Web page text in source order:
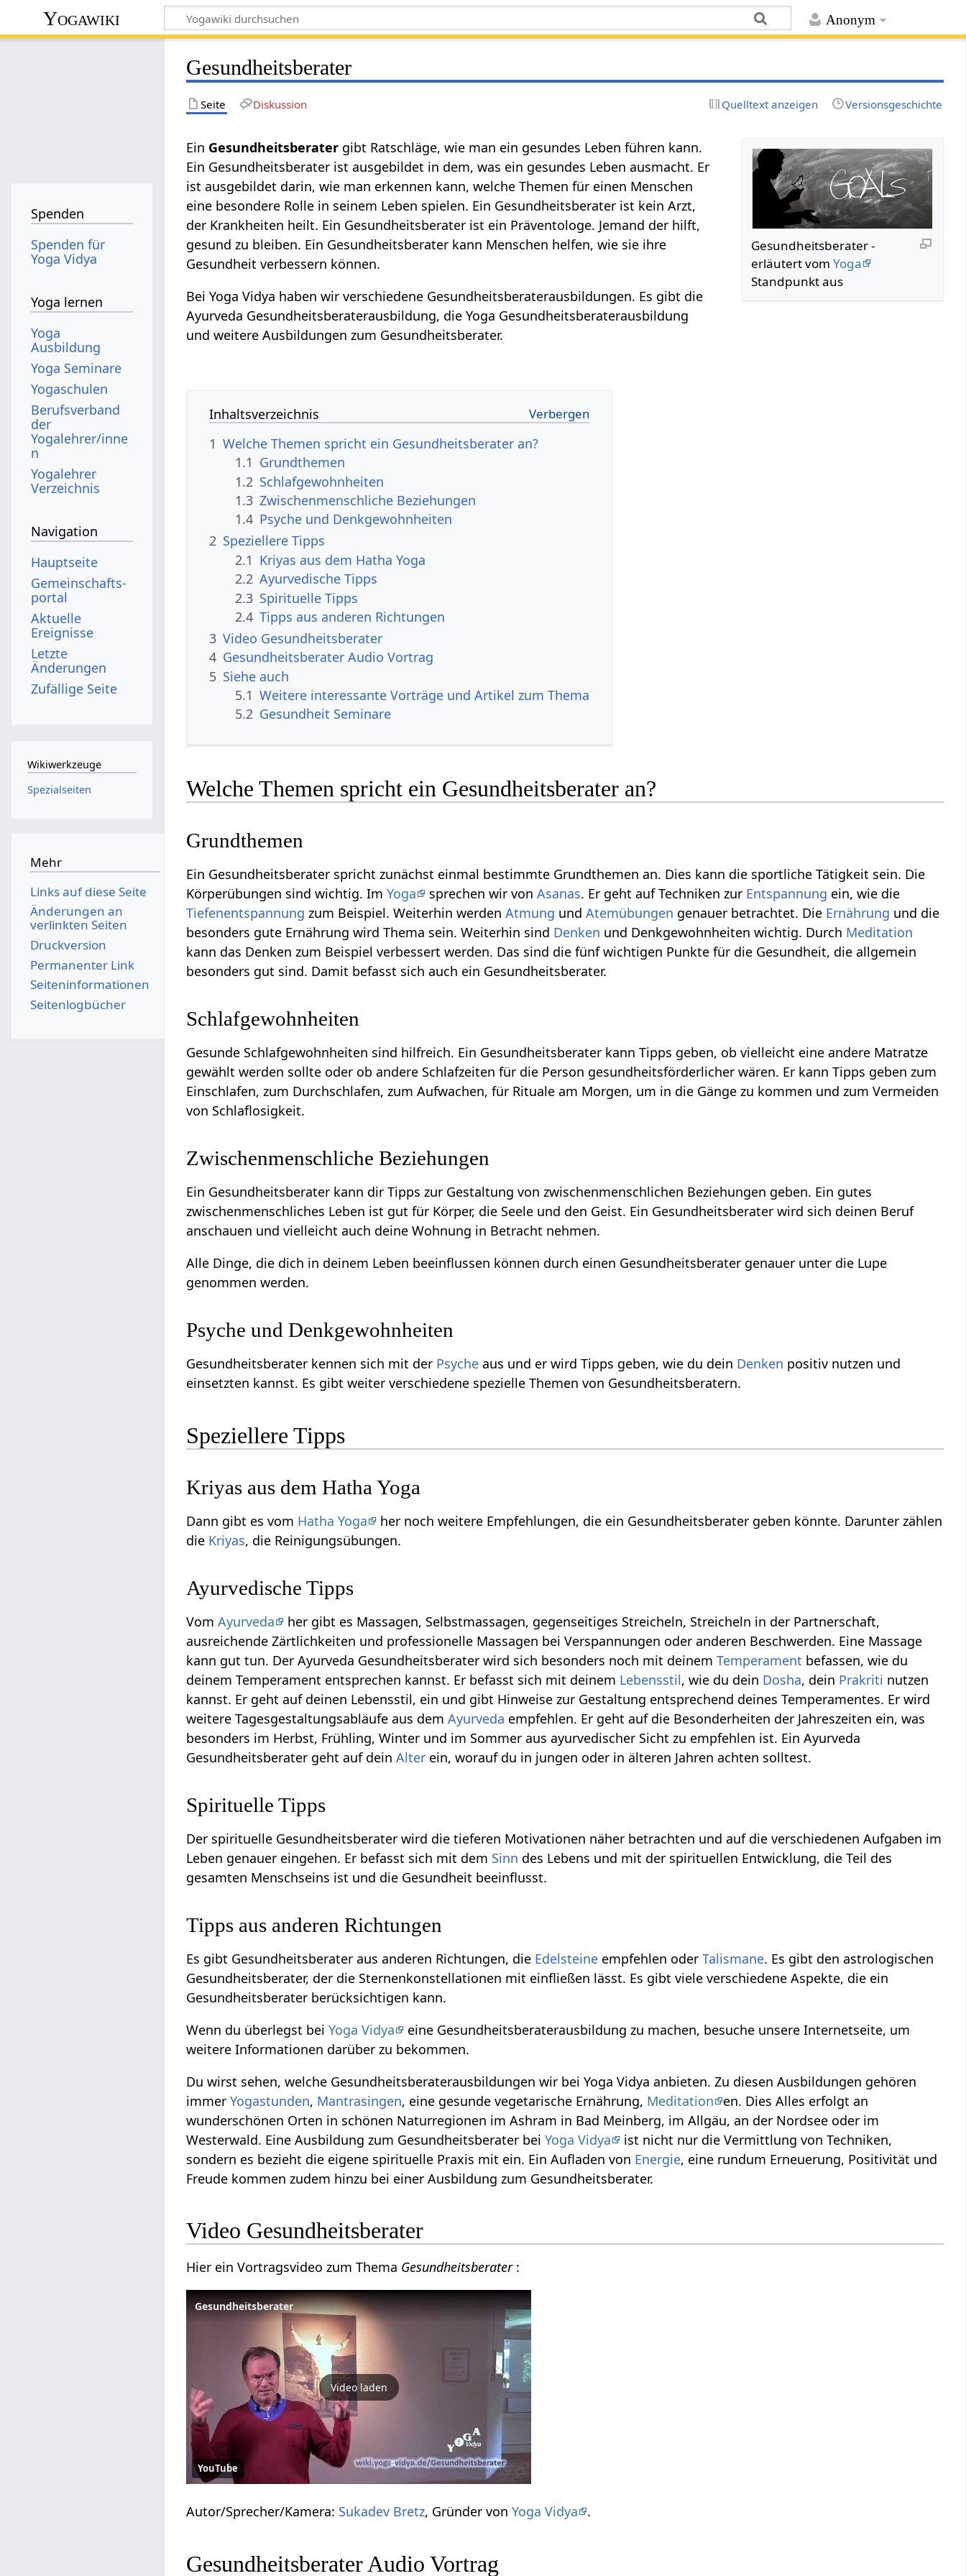
Anonym
Yogawiki
Gesundheitsberater
Seite Diskussion Quelltext anzeigen Versionsgeschichte
Gesundheitsberater -
erläutert vomYoga
Standpunkt aus
Ein Gesundheitsberater gibt Ratschläge, wie man ein gesundes Leben führen kann.
Ein Gesundheitsberater ist ausgebildet in dem, was ein gesundes Leben ausmacht. Er
ist ausgebildet darin, wie man erkennen kann, welche Themen für einen Menschen
eine besondere Rolle in seinem Leben spielen. Ein Gesundheitsberater ist kein Arzt,
der Krankheiten heilt. Ein Gesundheitsberater ist ein Präventologe. Jemand der hilft,
gesund zu bleiben. Ein Gesundheitsberater kann Menschen helfen, wie sie ihre
Gesundheit verbessern können.
Bei Yoga Vidya haben wir verschiedene Gesundheitsberaterausbildungen. Es gibt die
Ayurveda Gesundheitsberaterausbildung, die Yoga Gesundheitsberaterausbildung
und weitere Ausbildungen zum Gesundheitsberater.
Inhaltsverzeichnis
1 Welche Themen spricht ein Gesundheitsberater an?
1.1 Grundthemen
1.2 Schlafgewohnheiten
1.3 Zwischenmenschliche Beziehungen
1.4 Psyche und Denkgewohnheiten
2 Speziellere Tipps
2.1 Kriyas aus dem Hatha Yoga
2.2 Ayurvedische Tipps
2.3 Spirituelle Tipps
2.4 Tipps aus anderen Richtungen
3 Video Gesundheitsberater
4 Gesundheitsberater Audio Vortrag
5 Siehe auch
5.1 Weitere interessante Vorträge und Artikel zum Thema
5.2 Gesundheit Seminare
Welche Themen spricht ein Gesundheitsberater an?
Grundthemen
Ein Gesundheitsberater spricht zunächst einmal bestimmte Grundthemen an. Dies kann die sportliche Tätigkeit sein. Die
Körperübungen sind wichtig. ImYoga sprechen wir vonAsanas. Er geht auf Techniken zur Entspannung ein, wie die
Tiefenentspannung zum Beispiel. Weiterhin werdenAtmung undAtemübungen genauer betrachtet. Die Ernährung und die
besonders gute Ernährung wird Thema sein. Weiterhin sind Denken und Denkgewohnheiten wichtig. Durch Meditation
kann das Denken zum Beispiel verbessert werden. Das sind die fünf wichtigen Punkte für die Gesundheit, die allgemein
besonders gut sind. Damit befasst sich auch ein Gesundheitsberater.
Schlafgewohnheiten
Gesunde Schlafgewohnheiten sind hilfreich. Ein Gesundheitsberater kann Tipps geben, ob vielleicht eine andere Matratze
gewählt werden sollte oder ob andere Schlafzeiten für die Person gesundheitsförderlicher wären. Er kann Tipps geben zum
Einschlafen, zum Durchschlafen, zum Aufwachen, für Rituale am Morgen, um in die Gänge zu kommen und zum Vermeiden
von Schlaflosigkeit.
Zwischenmenschliche Beziehungen
Ein Gesundheitsberater kann dir Tipps zur Gestaltung von zwischenmenschlichen Beziehungen geben. Ein gutes
zwischenmenschliches Leben ist gut für Körper, die Seele und den Geist. Ein Gesundheitsberater wird sich deinen Beruf
anschauen und vielleicht auch deine Wohnung in Betracht nehmen.
Alle Dinge, die dich in deinem Leben beeinflussen können durch einen Gesundheitsberater genauer unter die Lupe
genommen werden.
Psyche und Denkgewohnheiten
Gesundheitsberater kennen sich mit der Psyche aus und er wird Tipps geben, wie du dein Denken positiv nutzen und
einsetzten kannst. Es gibt weiter verschiedene spezielle Themen von Gesundheitsberatern.
Speziellere Tipps
Kriyas aus dem Hatha Yoga
Dann gibt es vom Hatha Yoga
her noch weitere Empfehlungen, die ein Gesundheitsberater geben könnte. Darunter zählen
die Kriyas, die Reinigungsübungen.
Ayurvedische Tipps
VomAyurveda
her gibt es Massagen, Selbstmassagen, gegenseitiges Streicheln, Streicheln in der Partnerschaft,
ausreichende Zärtlichkeiten und professionelle Massagen bei Verspannungen oder anderen Beschwerden. Eine Massage
kann gut tun. Der Ayurveda Gesundheitsberater wird sich besonders noch mit deinemTemperament befassen, wie du
deinem Temperament entsprechen kannst. Er befasst sich mit deinem Lebensstil, wie du dein Dosha, dein Prakriti nutzen
kannst. Er geht auf deinen Lebensstil, ein und gibt Hinweise zur Gestaltung entsprechend deines Temperamentes. Er wird
weitere Tagesgestaltungsabläufe aus demAyurveda empfehlen. Er geht auf die Besonderheiten der Jahreszeiten ein, was
besonders im Herbst, Frühling, Winter und im Sommer aus ayurvedischer Sicht zu empfehlen ist. Ein Ayurveda
Gesundheitsberater geht auf deinAlter ein, worauf du in jungen oder in älteren Jahren achten solltest.
Spirituelle Tipps
Der spirituelle Gesundheitsberater wird die tieferen Motivationen näher betrachten und auf die verschiedenen Aufgaben im
Leben genauer eingehen. Er befasst sich mit dem Sinn des Lebens und mit der spirituellen Entwicklung, die Teil des
gesamten Menschseins ist und die Gesundheit beeinflusst.
Tipps aus anderen Richtungen
Es gibt Gesundheitsberater aus anderen Richtungen, die Edelsteine empfehlen oderTalismane. Es gibt den astrologischen
Gesundheitsberater, der die Sternenkonstellationen mit einfließen lässt. Es gibt viele verschiedene Aspekte, die ein
Gesundheitsberater berücksichtigen kann.
Wenn du überlegst beiYoga Vidya
eine Gesundheitsberaterausbildung zu machen, besuche unsere Internetseite, um
weitere Informationen darüber zu bekommen.
Du wirst sehen, welche Gesundheitsberaterausbildungen wir bei Yoga Vidya anbieten. Zu diesen Ausbildungen gehören
immerYogastunden, Mantrasingen, eine gesunde vegetarische Ernährung, Meditation
en. Dies Alles erfolgt an
wunderschönen Orten in schönen Naturregionen im Ashram in Bad Meinberg, im Allgäu, an der Nordsee oder im
Westerwald. Eine Ausbildung zum Gesundheitsberater beiYoga Vidya
ist nicht nur die Vermittlung von Techniken,
sondern es bezieht die eigene spirituelle Praxis mit ein. Ein Aufladen von Energie, eine rundum Erneuerung, Positivität und
Freude kommen zudem hinzu bei einer Ausbildung zum Gesundheitsberater.
Video Gesundheitsberater
Hier ein Vortragsvideo zum Thema Gesundheitsberater :
Gesundheitsberater
Video laden
YouTube
Autor/Sprecher/Kamera: Sukadev Bretz, Gründer vonYoga Vidya .
Gesundheitsberater Audio Vortrag
Spenden
Spenden für
Yoga Vidya
Yoga lernen
Yoga
Ausbildung
Yoga Seminare
Yogaschulen
Berufsverband
der
Yogalehrer/inne
n
Yogalehrer
Verzeichnis
Navigation
Hauptseite
Gemeinschafts­
portal
Aktuelle
Ereignisse
Letzte
Änderungen
Zufällige Seite
Wikiwerkzeuge
Spezialseiten
Mehr
Links auf diese Seite
Änderungen an
verlinkten Seiten
Druckversion
Permanenter Link
Seiten­­informationen
Seitenlogbücher